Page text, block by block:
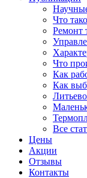
Что
Ремонт
Что
Как
Как
Все
Цены
Акции
Отзывы
Контакты